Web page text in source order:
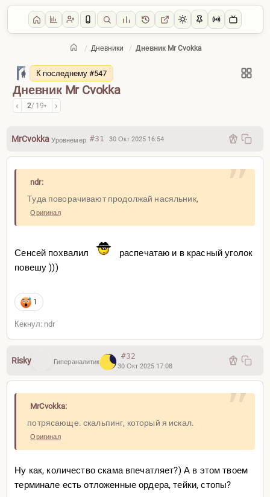
/ Дневники / Дневник Mr Cvokka
Главная / Дневники
Дневник Mr Cvokka
‹ 2/ 19▾ ›
К последнему #547
MrCvokkaУровнемер #31 30 Окт 2025 16:54
ndr:
Туда поворачивают продолжай насяльник,
Оригинал
Сенсей похвалил
распечатаю и в красный уголок
повешу )))
1
Кекнул: ndr
Risky Гипераналитик
#32
30 Окт 2025 17:08
MrCvokka:
потрясающе. скальпинг, который я искал.
Оригинал
Ну как, количество скама впечатляет?) А в этом твоем
терминале есть отложенные ордера, тейки, стопы?